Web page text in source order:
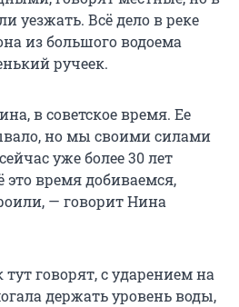
уезжать. Всё дело в реке
из большого водоема
ручеек.
в советское время. Ее
но мы своими силами
уже более 30 лет
время добиваемся,
— говорит Нина
говорят, с ударением на
держать уровень воды,